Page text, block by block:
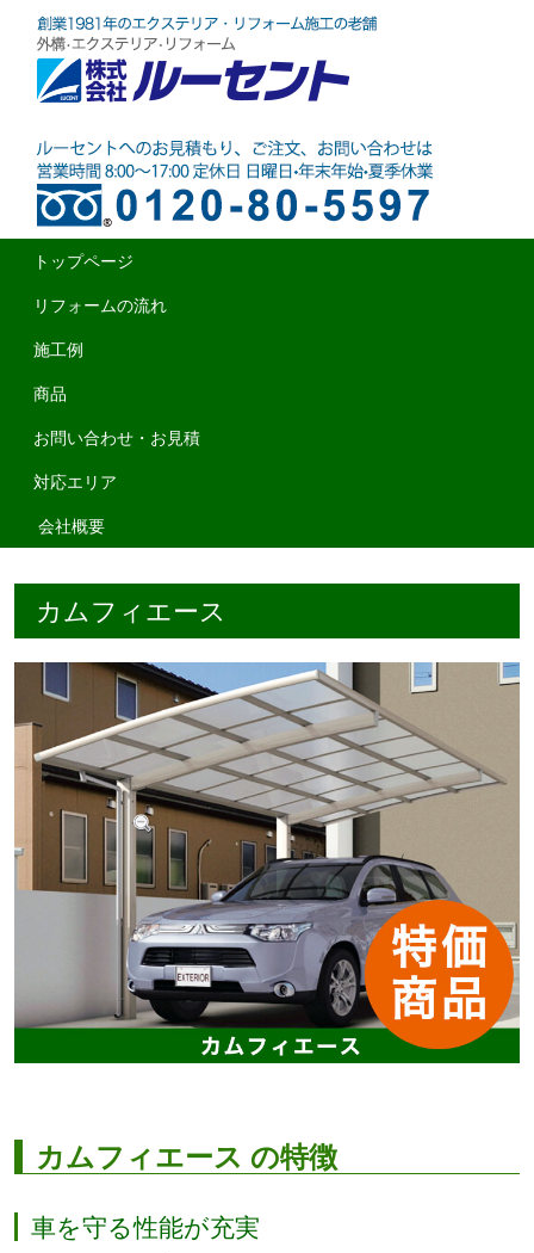
トップページ
リフォームの流れ
施工例
商品
お問い合わせ・お見積
対応エリア
会社概要
カムフィエース
カムフィエース の特徴
車を守る性能が充実